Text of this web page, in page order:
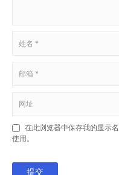
在此浏览器中保存我的显示
使用。
提交